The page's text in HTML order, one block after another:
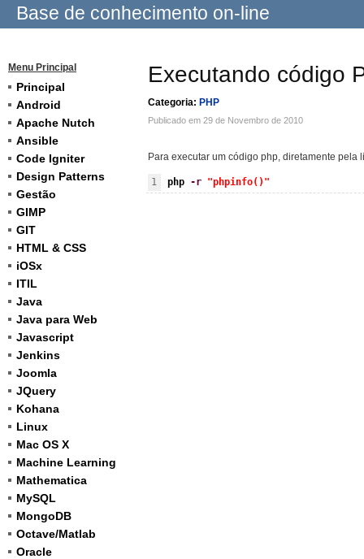
Base de conhecimento on-line
Menu Principal
Principal
Android
Apache Nutch
Ansible
Code Igniter
Design Patterns
Gestão
GIMP
GIT
HTML & CSS
iOSx
ITIL
Java
Java para Web
Javascript
Jenkins
Joomla
JQuery
Kohana
Linux
Mac OS X
Machine Learning
Mathematica
MySQL
MongoDB
Octave/Matlab
Oracle
Executando código
Categoria: PHP
Publicado em 29 de Novembro de 2010
Para executar um código php, diretamente
php -r "phpinfo()"